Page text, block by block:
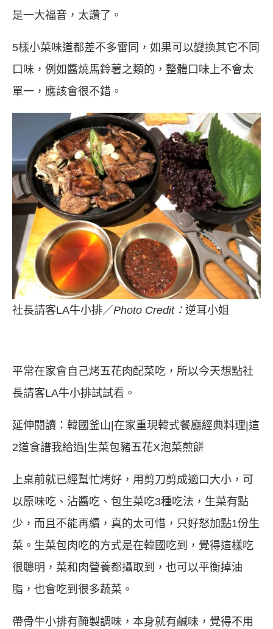
是一大福音，太讚了。
5樣小菜味道都差不多雷同，如果可以變換其它不同
口味，例如醬燒馬鈴薯之類的，整體口味上不會太
單一，應該會很不錯。
社長請客LA牛小排／Photo Credit： 逆耳小姐
平常在家會自己烤五花肉配菜吃，所以今天想點社
長請客LA牛小排試試看。
延伸閱讀： 韓國釜山|在家重現韓式餐廳經典料理|這
2道食譜我給過|生菜包豬五花X泡菜煎餅
上桌前就已經幫忙烤好，用剪刀剪成適口大小，可
以原味吃、沾醬吃、包生菜吃3種吃法，生菜有點
少，而且不能再續，真的太可惜，只好怒加點1份生
菜。生菜包肉吃的方式是在韓國吃到，覺得這樣吃
很聰明，菜和肉營養都攝取到，也可以平衡掉油
脂，也會吃到很多蔬菜。
帶骨牛小排有醃製調味，本身就有鹹味，覺得不用